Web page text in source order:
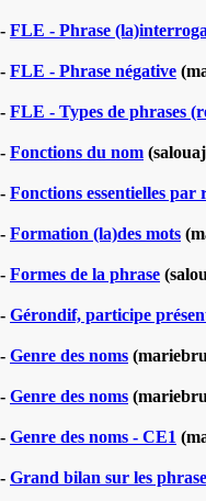
- FLE - Phrase
- FLE - Phrase négative
- FLE - Types de phrases
- Fonctions du nom
- Fonctions essentielles
- Formation (la)des mots
- Formes de la phrase
- Gérondif, participe
- Genre des noms
- Genre des noms
- Genre des noms - CE1
- Grand bilan sur les